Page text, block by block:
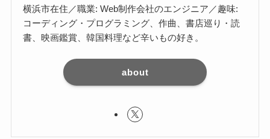
横浜市在住／職業: Web制作会社のエンジニア／趣味:
コーディング・プログラミング、作曲、書店巡り・読
書、映画鑑賞、韓国料理など辛いもの好き。
about